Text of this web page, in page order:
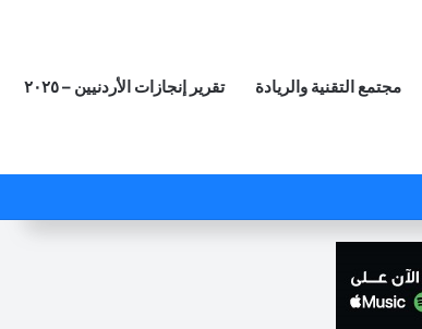
مجتمع التقنية والريادة تقرير إنجازات الأردنيين – ٢٠٢٥